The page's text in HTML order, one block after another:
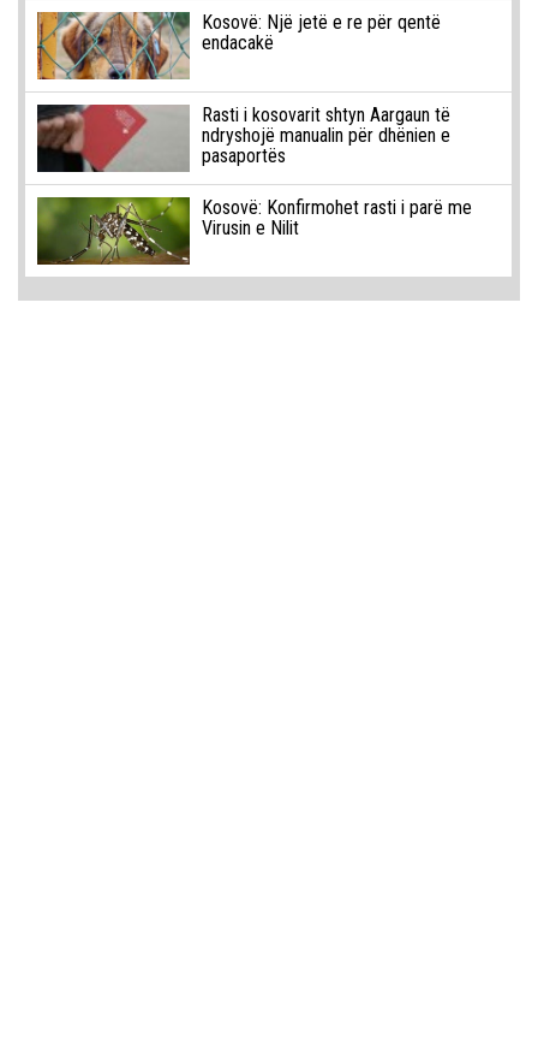
Kosovë: Një jetë e re për qentë
endacakë
Rasti i kosovarit shtyn Aargaun të
ndryshojë manualin për dhënien e
pasaportës
Kosovë: Konfirmohet rasti i parë me
Virusin e Nilit